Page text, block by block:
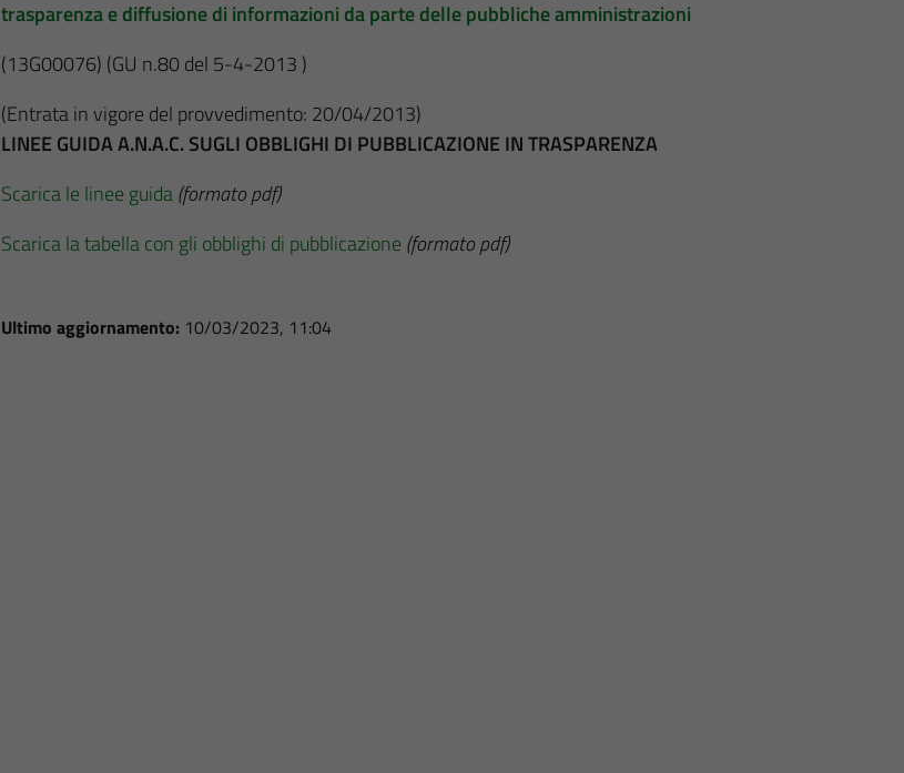
trasparenza e diffusione di informazioni da parte delle pubbliche amministrazioni
(13G00076) (GU n.80 del 5-4-2013 )
(Entrata in vigore del provvedimento: 20/04/2013)
LINEE GUIDA A.N.A.C. SUGLI OBBLIGHI DI PUBBLICAZIONE IN TRASPARENZA
Scarica le linee guida(formato pdf)
Scarica la tabella con gli obblighi di pubblicazione (formato pdf)
Ultimo aggiornamento: 10/03/2023, 11:04